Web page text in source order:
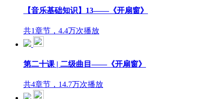
【音乐基础知识】13——《开扇窗》
共1章节，4.4万次播放
第二十课 | 二级曲目——《开扇窗》
共4章节，14.7万次播放